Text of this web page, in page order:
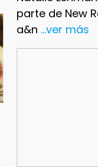
parte de New
a&n ...ver más